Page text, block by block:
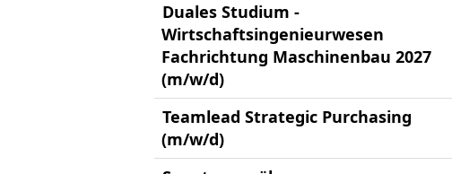
Duales Studium -
Wirtschaftsingenieurwesen
Fachrichtung Maschinenbau 2027
(m/w/d)
Teamlead Strategic Purchasing
(m/w/d)